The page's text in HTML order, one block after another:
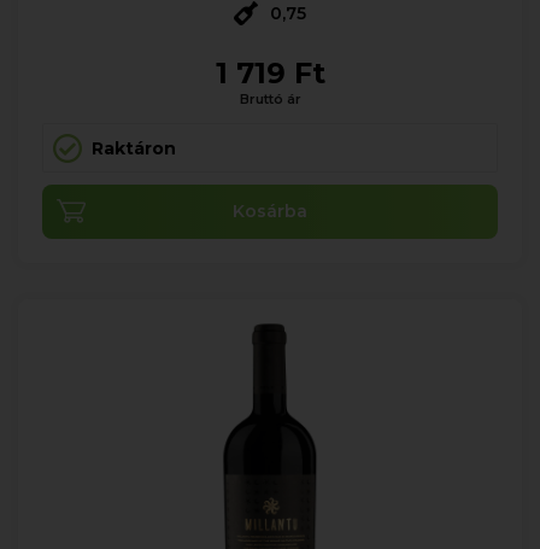
0,75
1 719 Ft
Bruttó ár
Raktáron
Kosárba